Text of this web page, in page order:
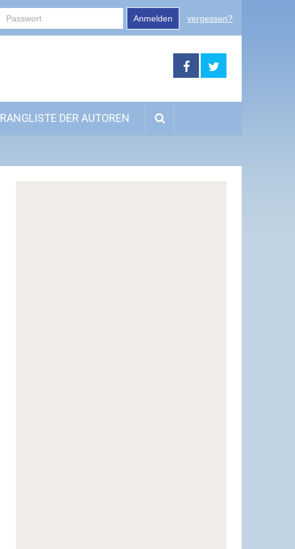
Anmelden vergessen?
RANGLISTE DER AUTOREN